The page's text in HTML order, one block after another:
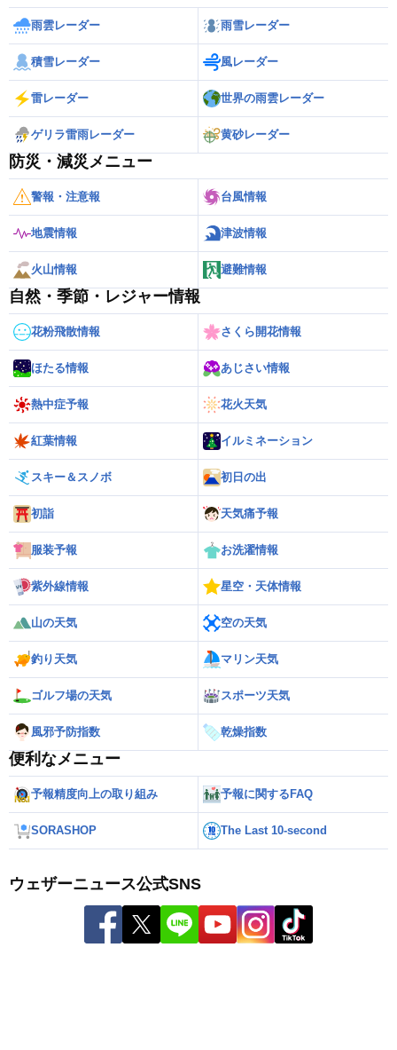
雨雲レーダー 雨雪レーダー
積雪レーダー 風レーダー
雷レーダー 世界の雨雲レーダー
ゲリラ雷雨レーダー 黄砂レーダー
防災・減災メニュー
警報・注意報 台風情報
地震情報 津波情報
火山情報 避難情報
自然・季節・レジャー情報
花粉飛散情報 さくら開花情報
ほたる情報 あじさい情報
熱中症予報 花火天気
紅葉情報 イルミネーション
スキー＆スノボ 初日の出
初詣 天気痛予報
服装予報 お洗濯情報
紫外線情報 星空・天体情報
山の天気 空の天気
釣り天気 マリン天気
ゴルフ場の天気 スポーツ天気
風邪予防指数 乾燥指数
便利なメニュー
予報精度向上の取り組み 予報に関するFAQ
SORASHOP The Last 10-second
ウェザーニュース公式SNS